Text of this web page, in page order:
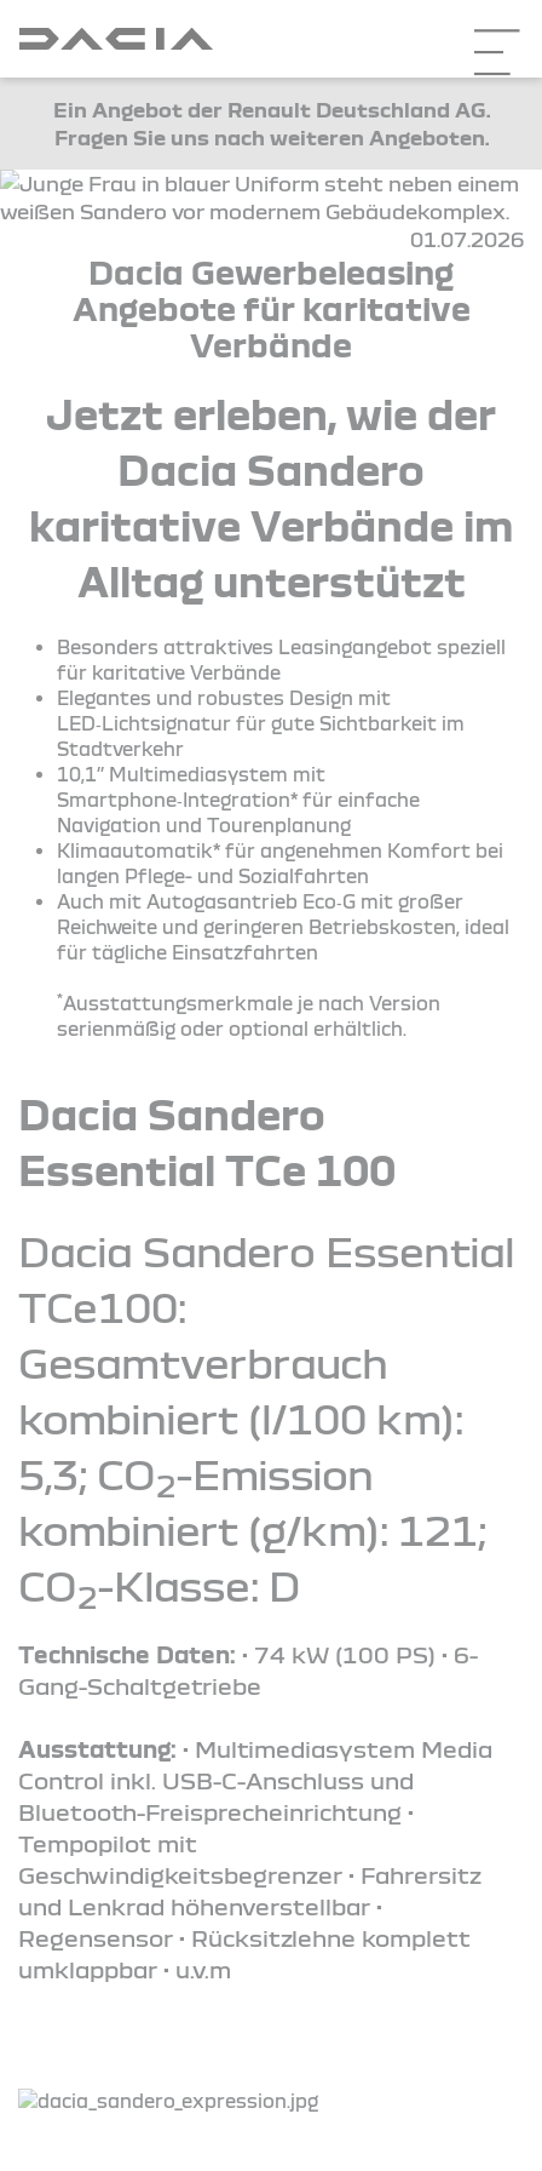
Ein Angebot der Renault Deutschland AG.
Fragen Sie uns nach weiteren Angeboten.
01.07.2026
Dacia Gewerbeleasing
Angebote für karitative
Verbände
Jetzt erleben, wie der
Dacia Sandero
karitative Verbände im
Alltag unterstützt
Besonders attraktives Leasingangebot speziell
für karitative Verbände
Elegantes und robustes Design mit
LED‑Lichtsignatur für gute Sichtbarkeit im
Stadtverkehr
10,1’’ Multimediasystem mit
Smartphone‑Integration* für einfache
Navigation und Tourenplanung
Klimaautomatik* für angenehmen Komfort bei
langen Pflege- und Sozialfahrten
Auch mit Autogasantrieb Eco‑G mit großer
Reichweite und geringeren Betriebskosten, ideal
für tägliche Einsatzfahrten
*Ausstattungsmerkmale je nach Version
serienmäßig oder optional erhältlich.
Dacia Sandero
Essential TCe 100
Dacia Sandero Essential
TCe100:
Gesamtverbrauch
kombiniert (l/100 km):
5,3; CO2-Emission
kombiniert (g/km): 121;
CO2-Klasse: D
Technische Daten: • 74 kW (100 PS) • 6-
Gang-Schaltgetriebe
Ausstattung: • Multimediasystem Media
Control inkl. USB-C-Anschluss und
Bluetooth-Freisprecheinrichtung •
Tempopilot mit
Geschwindigkeitsbegrenzer • Fahrersitz
und Lenkrad höhenverstellbar •
Regensensor • Rücksitzlehne komplett
umklappbar • u.v.m